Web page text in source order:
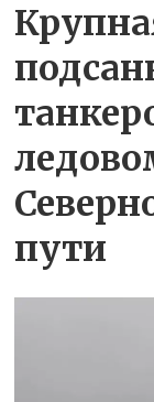
пути